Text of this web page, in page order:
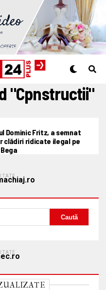
"Cpnstructii"
Dominic Fritz, a semnat
clădiri ridicate ilegal pe